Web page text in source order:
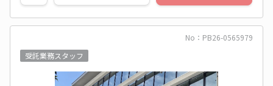
No：PB26-0565979
受託業務スタッフ